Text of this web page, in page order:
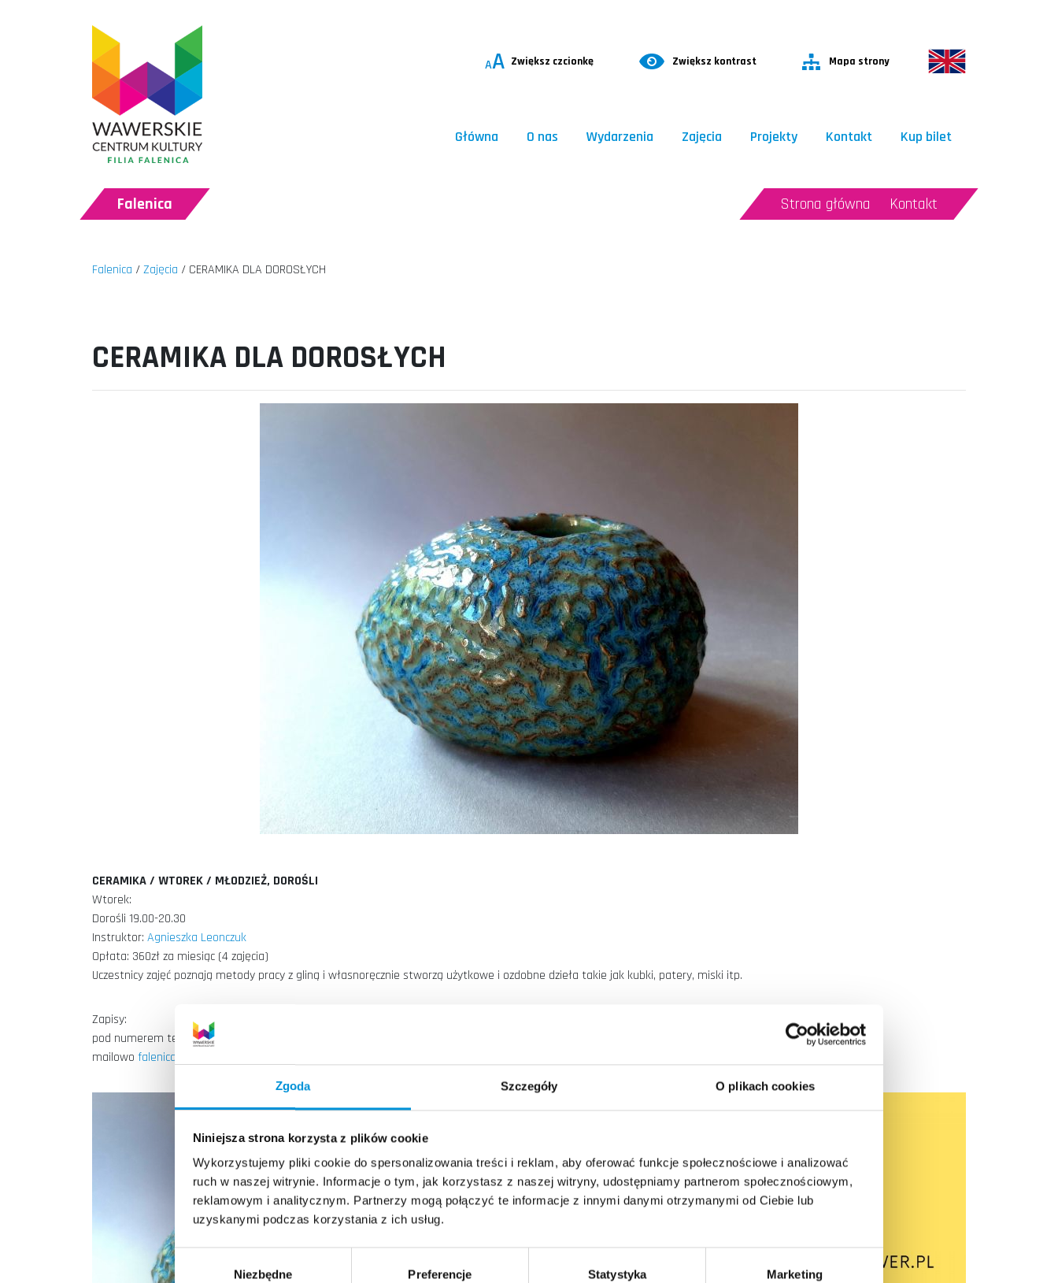
Zgoda Szczegóły O plikach cookies
Niniejsza strona korzysta z plików cookie
Wykorzystujemy pliki cookie do spersonalizowania treści i reklam, aby oferować funkcje społecznościowe i analizować
ruch w naszej witrynie. Informacje o tym, jak korzystasz z naszej witryny, udostępniamy partnerom społecznościowym,
reklamowym i analitycznym. Partnerzy mogą połączyć te informacje z innymi danymi otrzymanymi od Ciebie lub
uzyskanymi podczas korzystania z ich usług.
Wybór
zgody
Niezbędne Preferencje Statystyka Marketing
AA Zwiększ czcionkę Zwiększ kontrast Mapa strony
Główna O nas Wydarzenia Zajęcia Projekty Kontakt Kup bilet
Falenica Strona główna Kontakt
Falenica Zajęcia CERAMIKA DLA DOROSŁYCH
CERAMIKA DLA DOROSŁYCH
CERAMIKA / WTOREK / MŁODZIEŻ, DOROŚLI
Wtorek:
Dorośli 19.00-20.30
Instruktor: Agnieszka Leonczuk
Opłata: 360zł za miesiąc (4 zajęcia)
Uczestnicy zajęć poznają metody pracy z gliną i własnoręcznie stworzą użytkowe i ozdobne dzieła takie jak kubki, patery, miski itp.
Zapisy:
pod numerem telefonu 22 277 49 40 lub
mailowo falenica@wck-wawer.pl